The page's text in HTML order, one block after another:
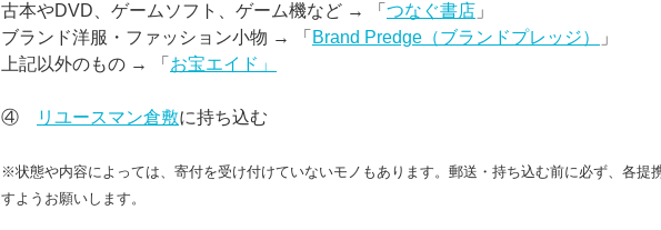
古本やDVD、ゲームソフト、ゲーム機など → 「 つなぐ書店 」
ブランド洋服・ファッション小物 → 「 Brand Predge（ブランドプレッジ）
」
上記以外のもの → 「 お宝エイド」
④ リユースマン倉敷に持ち込む
※状態や内容によっては、寄付を受け付けていないモノもあります。郵送・持ち込む前に必ず、各提
すようお願いします。